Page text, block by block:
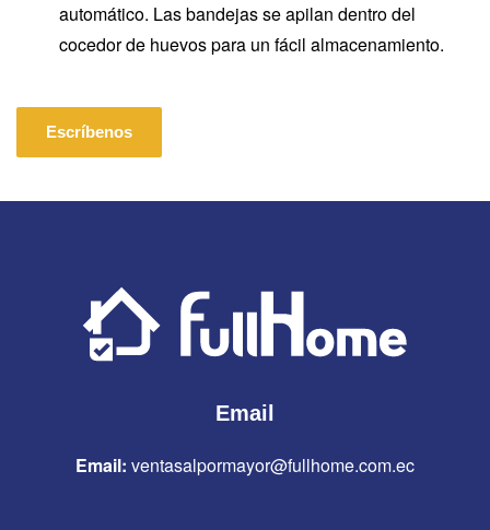
automático. Las bandejas se apilan dentro del
cocedor de huevos para un fácil almacenamiento.
Escríbenos
Email
Email: ventasalpormayor@fullhome.com.ec